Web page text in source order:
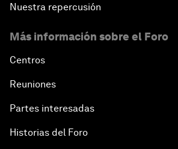
Nuestra repercusión
Más información sobre el Foro
Centros
Reuniones
Partes interesadas
Historias del Foro